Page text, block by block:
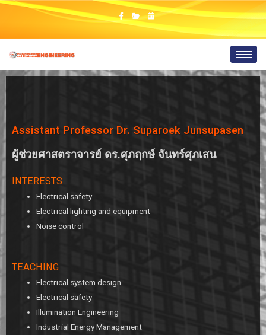
Assistant Professor Dr. Suparoek Junsupasen
ผู้ช่วยศาสตราจารย์ ดร.ศุภฤกษ์ จันทร์ศุภเสน
INTERESTS
Electrical safety
Electrical lighting and equipment
Noise control
TEACHING
Electrical system design
Electrical safety
Illumination Engineering
Industrial Energy Management